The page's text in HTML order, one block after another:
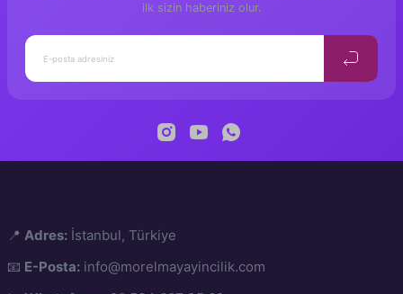
ilk sizin haberiniz olur.
📍 Adres: İstanbul, Türkiye
📧 E-Posta: info@morelmayayincilik.com